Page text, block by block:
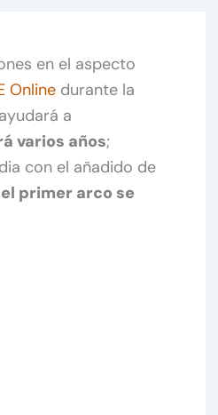
en el aspecto
Online durante la
a
varios años;
con el añadido de
primer arco se